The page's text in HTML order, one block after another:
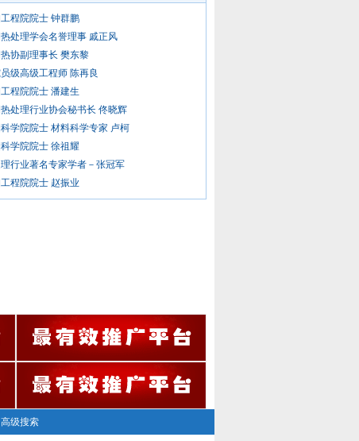
程院院士 钟群鹏
处理学会名誉理事 戚正风
协副理事长 樊东黎
级高级工程师 陈再良
程院院士 潘建生
处理行业协会秘书长 佟晓辉
学院院士 材料科学专家 卢柯
学院院士 徐祖耀
行业著名专家学者－张冠军
程院院士 赵振业
高级搜索